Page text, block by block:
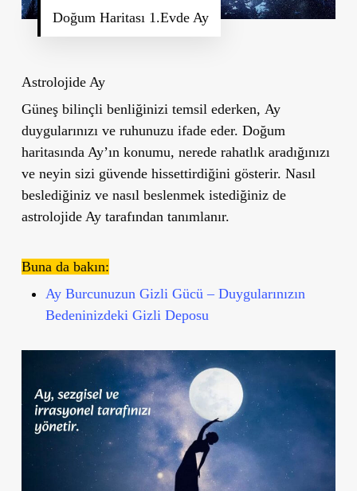
Doğum Haritası 1.Evde Ay
Astrolojide Ay
Güneş bilinçli benliğinizi temsil ederken, Ay
duygularınızı ve ruhunuzu ifade eder. Doğum
haritasında Ay’ın konumu, nerede rahatlık aradığınızı
ve neyin sizi güvende hissettirdiğini gösterir. Nasıl
beslediğiniz ve nasıl beslenmek istediğiniz de
astrolojide Ay tarafından tanımlanır.
Buna da bakın:
Ay Burcunuzun Gizli Gücü – Duygularınızın
Bedeninizdeki Gizli Deposu